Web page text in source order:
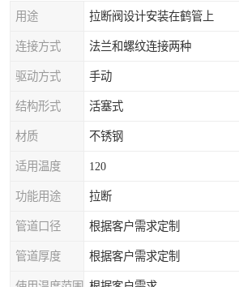
用途 拉断阀设计安装在鹤管上
连接方式 法兰和螺纹连接两种
驱动方式 手动
结构形式 活塞式
材质 不锈钢
适用温度 120
功能用途 拉断
管道口径 根据客户需求定制
管道厚度 根据客户需求定制